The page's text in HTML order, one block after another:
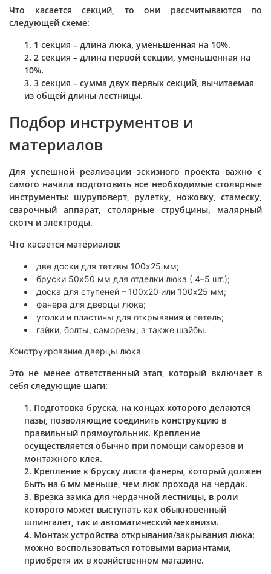
Что касается секций, то они рассчитываются по
следующей схеме:
1 секция – длина люка, уменьшенная на 10%.
2 секция – длина первой секции, уменьшенная на
10%.
3 секция – сумма двух первых секций, вычитаемая
из общей длины лестницы.
Подбор инструментов и
материалов
Для успешной реализации эскизного проекта важно с
самого начала подготовить все необходимые столярные
инструменты: шуруповерт, рулетку, ножовку, стамеску,
сварочный аппарат, столярные струбцины, малярный
скотч и электроды.
Что касается материалов:
две доски для тетивы 100х25 мм;
бруски 50х50 мм для отделки люка ( 4–5 шт.);
доска для ступеней – 100х20 или 100х25 мм;
фанера для дверцы люка;
уголки и пластины для открывания и петель;
гайки, болты, саморезы, а также шайбы.
Конструирование дверцы люка
Это не менее ответственный этап, который включает в
себя следующие шаги:
Подготовка бруска, на концах которого делаются
пазы, позволяющие соединить конструкцию в
правильный прямоугольник. Крепление
осуществляется обычно при помощи саморезов и
монтажного клея.
Крепление к бруску листа фанеры, который должен
быть на 6 мм меньше, чем люк прохода на чердак.
Врезка замка для чердачной лестницы, в роли
которого может выступать как обыкновенный
шпингалет, так и автоматический механизм.
Монтаж устройства открывания/закрывания люка:
можно воспользоваться готовыми вариантами,
приобретя их в хозяйственном магазине.